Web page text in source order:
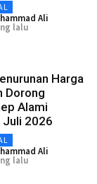
Ali
lalu
Harga
Dorong
Alami
Juli 2026
Ali
lalu